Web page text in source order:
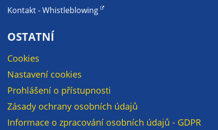
Kontakt - Whistleblowing
OSTATNÍ
Cookies
Nastavení cookies
Prohlášení o přístupnosti
Zásady ochrany osobních údajů
Informace o zpracování osobních údajů - GDPR
nebo reklamy jak
na našich
stránkách, tak na